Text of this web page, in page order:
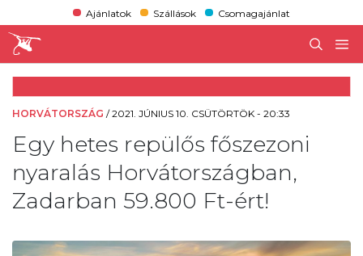
Ajánlatok Szállások Csomagajánlat
HORVÁTORSZÁG /2021. JÚNIUS 10. CSÜTÖRTÖK - 20:33
Egy hetes repülős főszezoni
nyaralás Horvátországban,
Zadarban 59.800 Ft-ért!